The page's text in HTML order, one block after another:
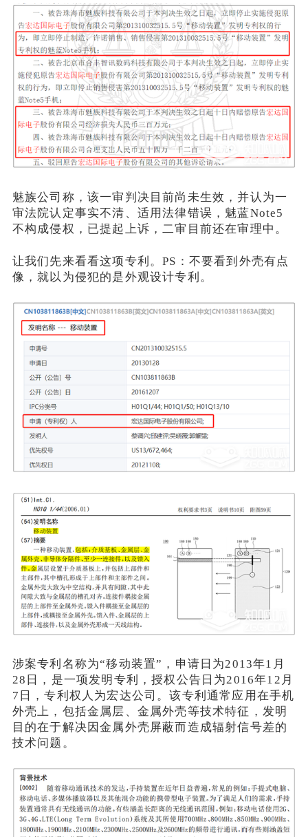
魅族公司称，该一审判决目前尚未生效，并认为一
审法院认定事实不清、适用法律错误，魅蓝Note5
不构成侵权，已提起上诉，二审目前还在审理中。
让我们先来看看这项专利。PS：不要看到外壳有点
像，就以为侵犯的是外观设计专利。
涉案专利名称为“移动装置”，申请日为2013年1月
28日，是一项发明专利，授权公告日为2016年12月
7日，专利权人为宏达公司。该专利通常应用在手机
外壳上，包括金属层、金属外壳等技术特征，发明
目的在于解决因金属外壳屏蔽而造成辐射信号差的
技术问题。